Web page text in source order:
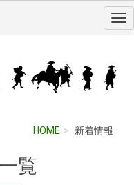
HOME 新着情報
一覧